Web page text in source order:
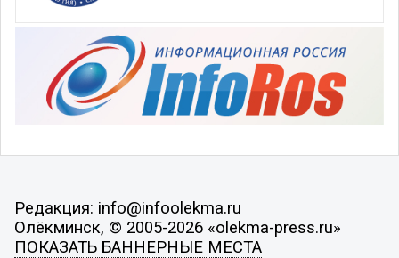
Редакция: info@infoolekma.ru
Олёкминск, © 2005-2026 «olekma-press.ru»
ПОКАЗАТЬ БАННЕРНЫЕ МЕСТА